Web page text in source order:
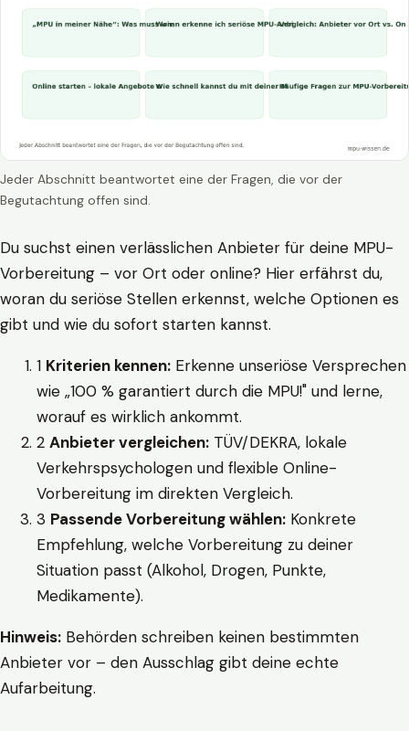
Jeder Abschnitt beantwortet eine der Fragen, die vor der
Begutachtung offen sind.
Du suchst einen verlässlichen Anbieter für deine MPU-
Vorbereitung – vor Ort oder online? Hier erfährst du,
woran du seriöse Stellen erkennst, welche Optionen es
gibt und wie du sofort starten kannst.
1 Kriterien kennen: Erkenne unseriöse Versprechen
wie „100 % garantiert durch die MPU!" und lerne,
worauf es wirklich ankommt.
2 Anbieter vergleichen: TÜV/DEKRA, lokale
Verkehrspsychologen und flexible Online-
Vorbereitung im direkten Vergleich.
3 Passende Vorbereitung wählen: Konkrete
Empfehlung, welche Vorbereitung zu deiner
Situation passt (Alkohol, Drogen, Punkte,
Medikamente).
Hinweis: Behörden schreiben keinen bestimmten
Anbieter vor – den Ausschlag gibt deine echte
Aufarbeitung.